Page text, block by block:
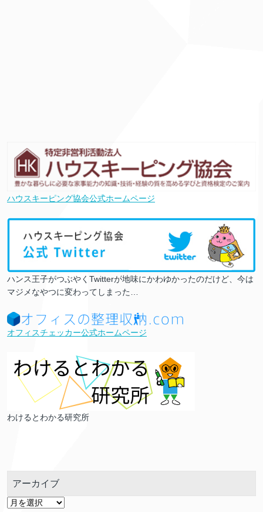
ハウスキーピング協会公式ホームページ
ハンス王子がつぶやくTwitterが地味にかわゆかったのだけど、今は
マジメなやつに変わってしまった…
オフィスチェッカー公式ホームページ
わけるとわかる研究所
アーカイブ
ア